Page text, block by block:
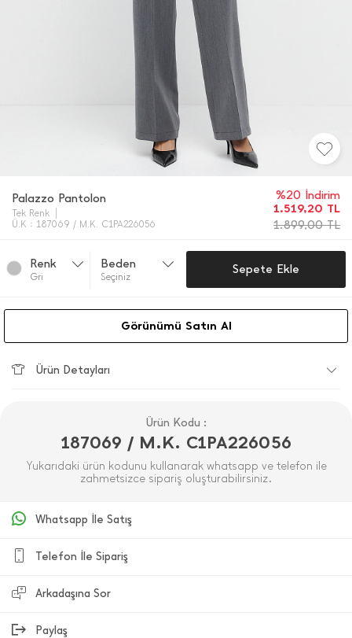
Palazzo Pantolon
Tek Renk
Ü.K : 187069 / M.K. C1PA226056
%20 İndirim
1.519,20 TL
1.899,00TL
Renk
Gri̇
Beden
Seçiniz
Sepete Ekle
Görünümü Satın Al
Ürün Detayları
Ürün Kodu :
187069 / M.K. C1PA226056
Yukarıdaki ürün kodunu kullanarak whatsapp ve telefon ile
zahmetsizce sipariş oluşturabilirsiniz.
Whatsapp İle Satış
Telefon İle Sipariş
Arkadaşına Sor
Paylaş